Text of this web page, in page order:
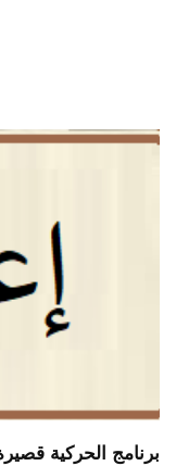
برنامج الحركية قصيرة